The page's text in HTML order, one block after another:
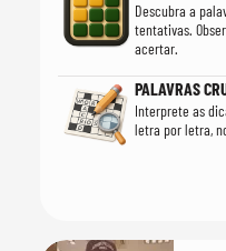
Descubra a
tentativas.
acertar.
PALAVRAS
Interprete as
letra por letra,